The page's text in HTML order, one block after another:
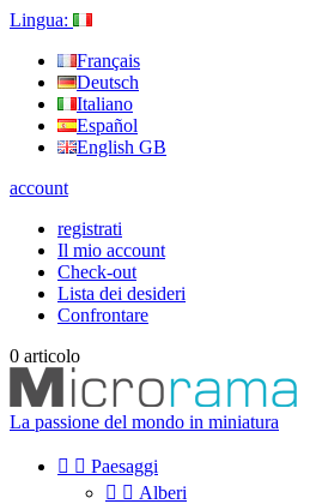
Lingua:
Français
Deutsch
Italiano
Español
English GB
account
registrati
Il mio account
Check-out
Lista dei desideri
Confrontare
0 articolo
La passione del mondo in miniatura
  Paesaggi
  Alberi